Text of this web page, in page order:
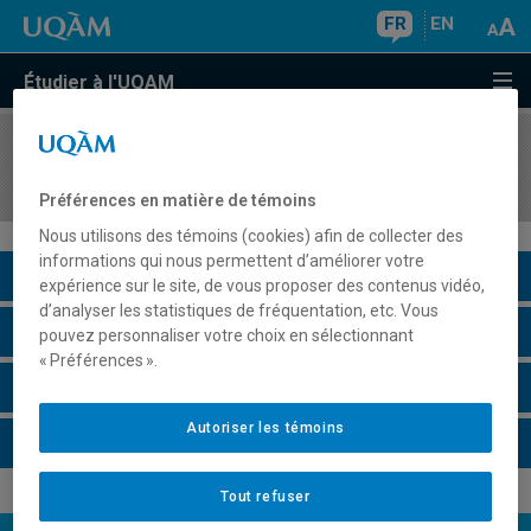
FR EN
Étudier à l'UQAM
COURS//
Description du cours
Horaire - Été 2026
Préférences en matière de témoins
Nous utilisons des témoins (cookies) afin de collecter des
informations qui nous permettent d’améliorer votre
expérience sur le site, de vous proposer des contenus vidéo,
d’analyser les statistiques de fréquentation, etc. Vous
pouvez personnaliser votre choix en sélectionnant
« Préférences ».
Tout refuser
Autoriser les témoins